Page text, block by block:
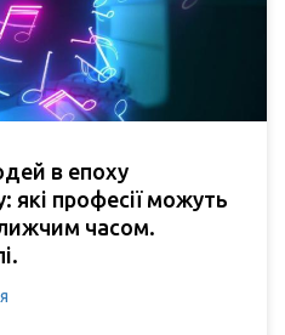
в епоху
які професії можуть
часом.